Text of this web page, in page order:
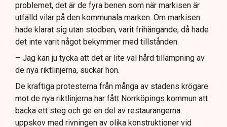
problemet, det är de fyra benen som när markisen är
utfälld vilar på den kommunala marken. Om markisen
hade klarat sig utan stödben, varit frihängande, då hade
det inte varit något bekymmer med tillstånden.
– Jag kan ju tycka att det är lite väl hård tillämpning av
de nya riktlinjerna, suckar hon.
De kraftiga protesterna från många av stadens krögare
mot de nya riktlinjerna har fått Norrköpings kommun att
backa ett steg och ge en del av restaurangerna
uppskov med rivningen av olika konstruktioner vid